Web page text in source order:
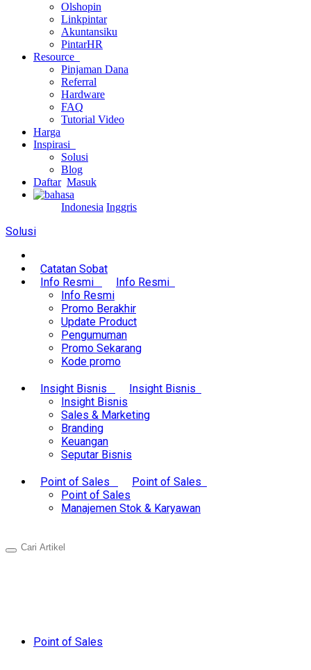
Olshopin
Linkpintar
Akuntansiku
PintarHR
Resource
Pinjaman Dana
Referral
Hardware
FAQ
Tutorial Video
Harga
Inspirasi
Solusi
Blog
Daftar Masuk
Indonesia Inggris
Solusi
Catatan Sobat
Info Resmi
Info Resmi
Info Resmi
Promo Berakhir
Update Product
Pengumuman
Promo Sekarang
Kode promo
Insight Bisnis
Insight Bisnis
Insight Bisnis
Sales & Marketing
Branding
Keuangan
Seputar Bisnis
Point of Sales
Point of Sales
Point of Sales
Manajemen Stok & Karyawan
Point of Sales